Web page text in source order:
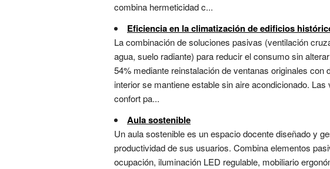
combina hermeticidad c...
Eficiencia en la climatización de edificios
La combinación de soluciones pasivas (ventilación
agua, suelo radiante) para reducir el consumo sin
54% mediante reinstalación de ventanas originales
interior se mantiene estable sin aire acondicionado.
confort pa...
Aula sostenible
Un aula sostenible es un espacio docente diseñado y
productividad de sus usuarios. Combina elementos
ocupación, iluminación LED regulable, mobiliario